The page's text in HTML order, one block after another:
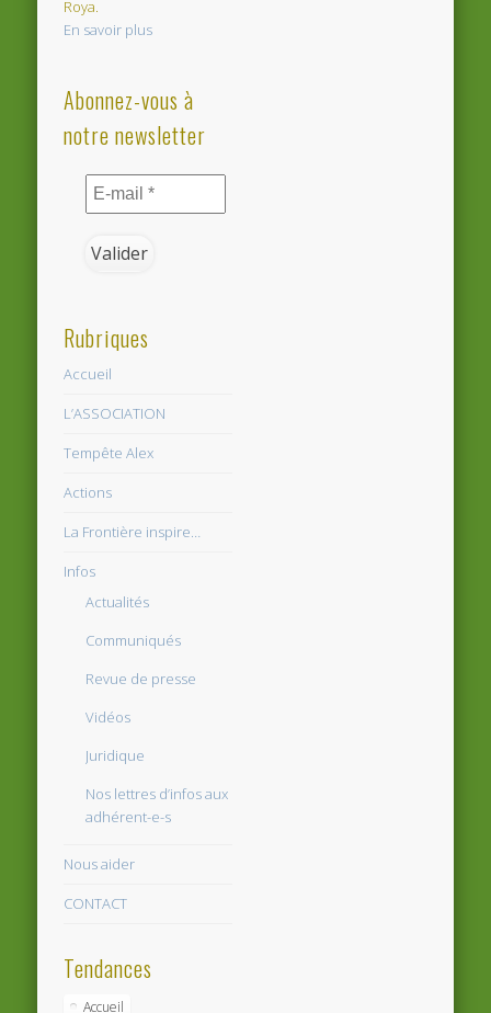
Roya.
En savoir plus
Abonnez-vous à
notre newsletter
Rubriques
Accueil
L’ASSOCIATION
Tempête Alex
Actions
La Frontière inspire…
Infos
Actualités
Communiqués
Revue de presse
Vidéos
Juridique
Nos lettres d’infos aux
adhérent-e-s
Nous aider
CONTACT
Tendances
Accueil